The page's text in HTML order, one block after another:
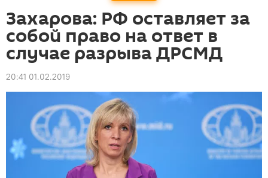
Захарова: РФ оставляет за
собой право на ответ в
случае разрыва ДРСМД
20:41 01.02.2019